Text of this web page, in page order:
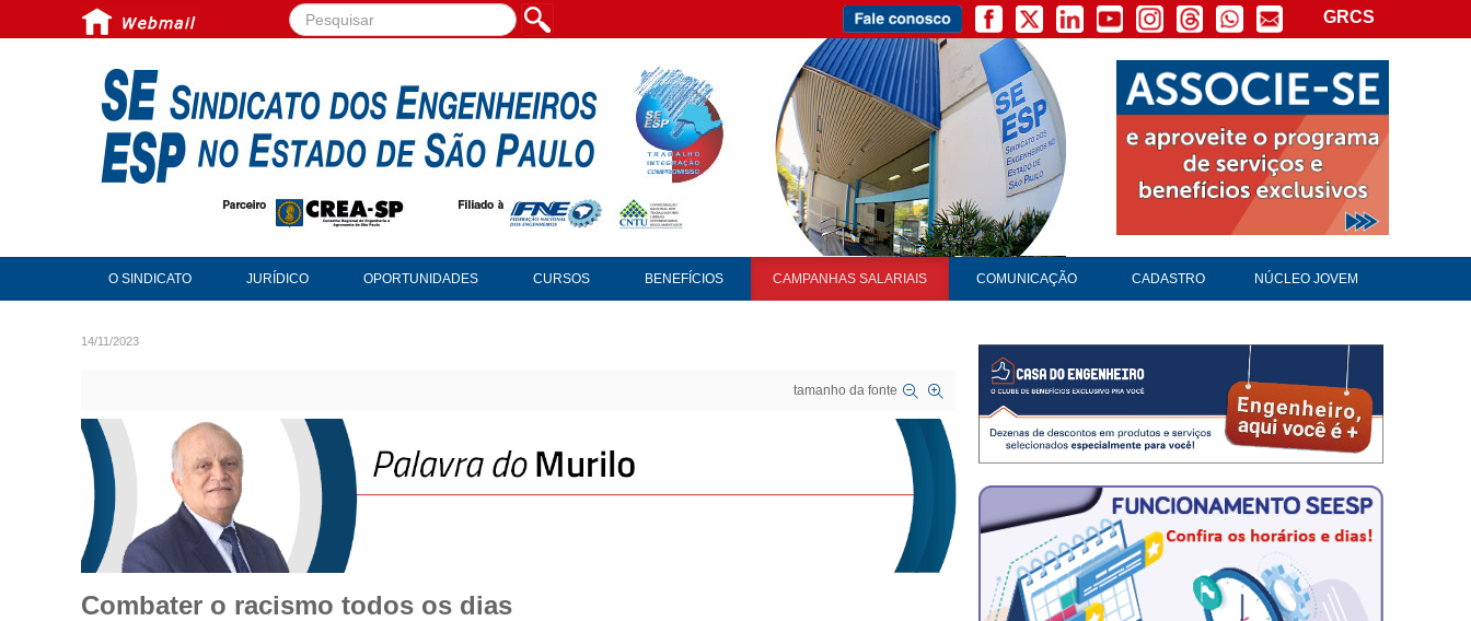
Pesquisar... GRCS
O SINDICATO JURÍDICO OPORTUNIDADES CURSOS BENEFÍCIOS CAMPANHAS SALARIAIS COMUNICAÇÃO CADASTRO NÚCLEO JOVEM
14/11/2023
tamanho da fonte
Combater o racismo todos os dias